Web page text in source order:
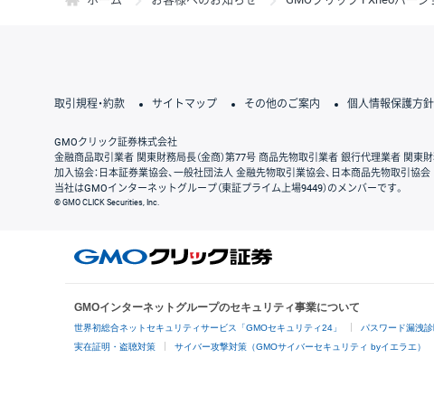
取引規程・約款 サイトマップ その他のご案内 個人情報保護方針
GMOクリック証券株式会社
金融商品取引業者 関東財務局長（金商）第77号 商品先物取引業者 銀行代理業者 関東
加入協会：日本証券業協会、一般社団法人 金融先物取引業協会、日本商品先物取引協会
当社はGMOインターネットグループ（東証プライム上場9449）のメンバーです。
© GMO CLICK Securities, Inc.
GMOインターネットグループのセキュリティ事業について
世界初総合ネットセキュリティサービス「GMOセキュリティ24」 パスワード漏洩
実在証明・盗聴対策 サイバー攻撃対策（GMOサイバーセキュリティ byイエラエ）